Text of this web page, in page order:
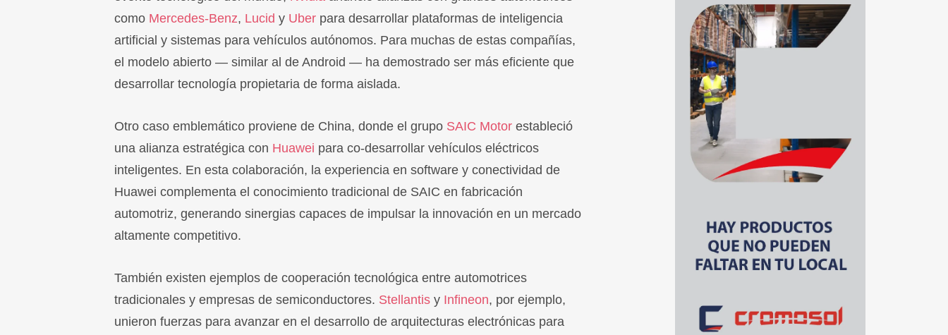
como Mercedes-Benz, Lucid y Uber para desarrollar plataformas de inteligencia
artificial y sistemas para vehículos autónomos. Para muchas de estas compañías,
el modelo abierto — similar al de Android — ha demostrado ser más eficiente que
desarrollar tecnología propietaria de forma aislada.
Otro caso emblemático proviene de China, donde el grupo SAIC Motor estableció
una alianza estratégica con Huawei para co-desarrollar vehículos eléctricos
inteligentes. En esta colaboración, la experiencia en software y conectividad de
Huawei complementa el conocimiento tradicional de SAIC en fabricación
automotriz, generando sinergias capaces de impulsar la innovación en un mercado
altamente competitivo.
También existen ejemplos de cooperación tecnológica entre automotrices
tradicionales y empresas de semiconductores. Stellantis y Infineon, por ejemplo,
unieron fuerzas para avanzar en el desarrollo de arquitecturas electrónicas para